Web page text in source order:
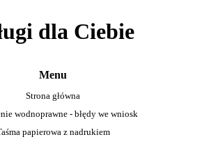
dla Ciebie
Menu
Strona główna
wodnoprawne - błędy we wniosk
papierowa z nadrukiem